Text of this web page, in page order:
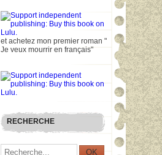
et achetez mon premier roman "
Je veux mourrir en français"
RECHERCHE